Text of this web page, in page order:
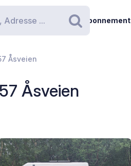
Suchen
Abonnement
Åsveien
Åsveien